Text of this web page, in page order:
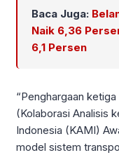
Baca Juga:
Naik 6,36
6,1 Persen
“Penghargaan
(Kolaborasi Analisis
Indonesia (KAMI)
model sistem